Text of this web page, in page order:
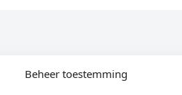
Beheer toestemming